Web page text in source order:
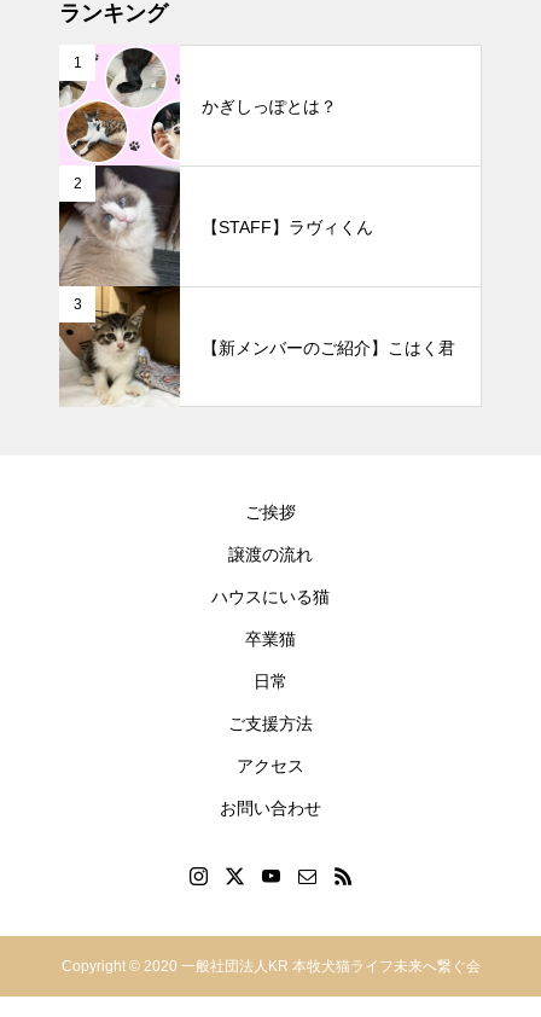
ランキング
1
かぎしっぽとは？
2
【STAFF】ラヴィくん
3
【新メンバーのご紹介】こはく君
ご挨拶
譲渡の流れ
ハウスにいる猫
卒業猫
日常
ご支援方法
アクセス
お問い合わせ
Copyright © 2020 一般社団法人KR 本牧犬猫ライフ未来へ繋ぐ会
神奈川県横浜市中区本郷町